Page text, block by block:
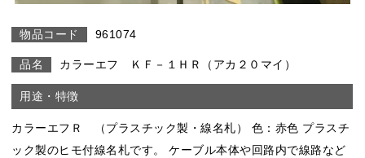
961074
カラーエフ ＫＦ－１ＨＲ（アカ２０マイ）
カラーエフＲ （プラスチック製・線名札） 色：赤色 プラスチ
ック製のヒモ付線名札です。 ケーブル本体や回路内で線路など